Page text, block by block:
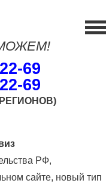
69
69
РФ,
сайте, новый тип